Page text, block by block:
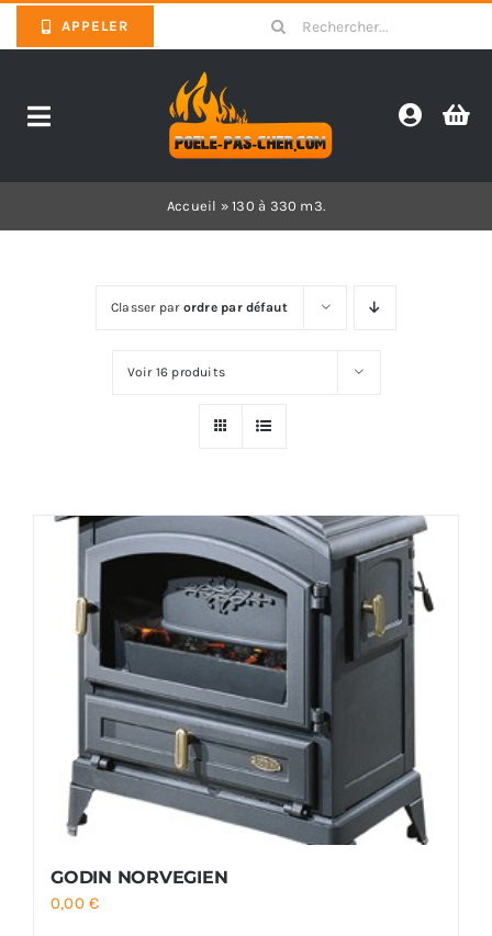
to
APPELER
Search
for:
Toggle
Cuisinières
Accueil »130 à 330 m3.
Classer par ordre par défaut
Voir 16 produits
GODIN NORVEGIEN
0,00€